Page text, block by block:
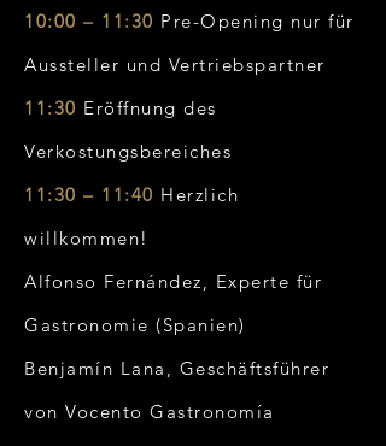
10:00 – 11:30 Pre-Opening nur für
Aussteller und Vertriebspartner
11:30 Eröffnung des
Verkostungsbereiches
11:30 – 11:40 Herzlich
willkommen!
Alfonso Fernández, Experte für
Gastronomie (Spanien)
Benjamín Lana, Geschäftsführer
von Vocento Gastronomía